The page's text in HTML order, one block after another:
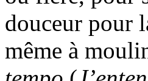
douceur pour
même à